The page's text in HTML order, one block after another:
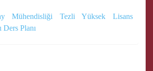
Mühendisliği Tezli Yüksek Lisans
Ders Planı